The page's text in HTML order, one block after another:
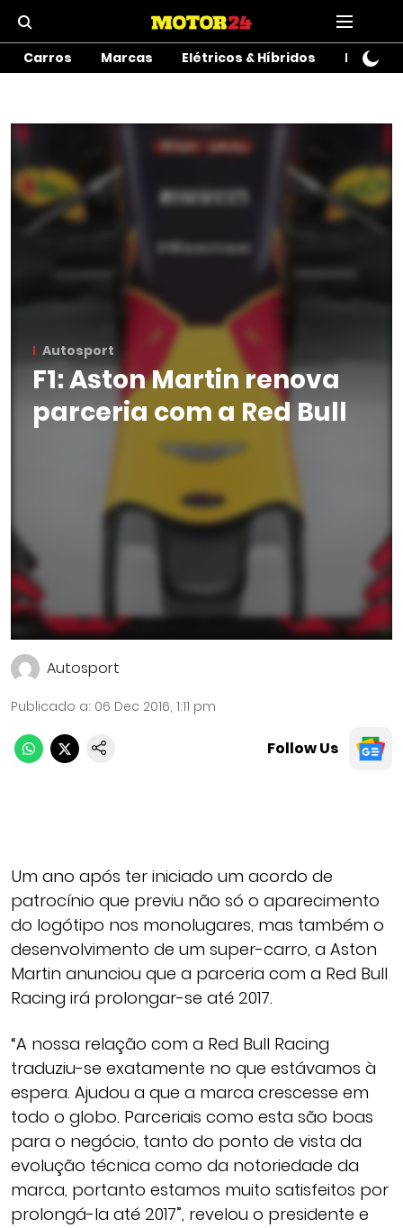
Carros Marcas Elétricos & Híbridos Motos
Autosport
F1: Aston Martin renova
parceria com a Red Bull
Autosport
Publicado a: 06 Dec 2016, 1:11 pm
Follow Us
Um ano após ter iniciado um acordo de
patrocínio que previu não só o aparecimento
do logótipo nos monolugares, mas também o
desenvolvimento de um super-carro, a Aston
Martin anunciou que a parceria com a Red Bull
Racing irá prolongar-se até 2017.
“A nossa relação com a Red Bull Racing
traduziu-se exatamente no que estávamos à
espera. Ajudou a que a marca crescesse em
todo o globo. Parceriais como esta são boas
para o negócio, tanto do ponto de vista da
evolução técnica como da notoriedade da
marca, portanto estamos muito satisfeitos por
prolongá-la até 2017”, revelou o presidente e